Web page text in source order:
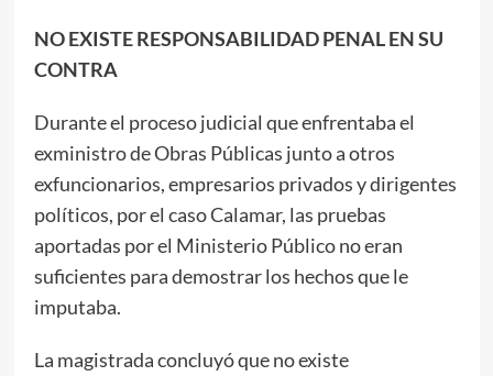
NO EXISTE RESPONSABILIDAD PENAL EN SU
CONTRA
Durante el proceso judicial que enfrentaba el
exministro de Obras Públicas junto a otros
exfuncionarios, empresarios privados y dirigentes
políticos, por el caso Calamar, las pruebas
aportadas por el Ministerio Público no eran
suficientes para demostrar los hechos que le
imputaba.
La magistrada concluyó que no existe